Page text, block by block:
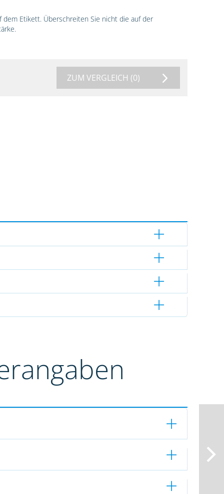
Etikett. Überschreiten Sie nicht die auf der
ZUM VERGLEICH (0)